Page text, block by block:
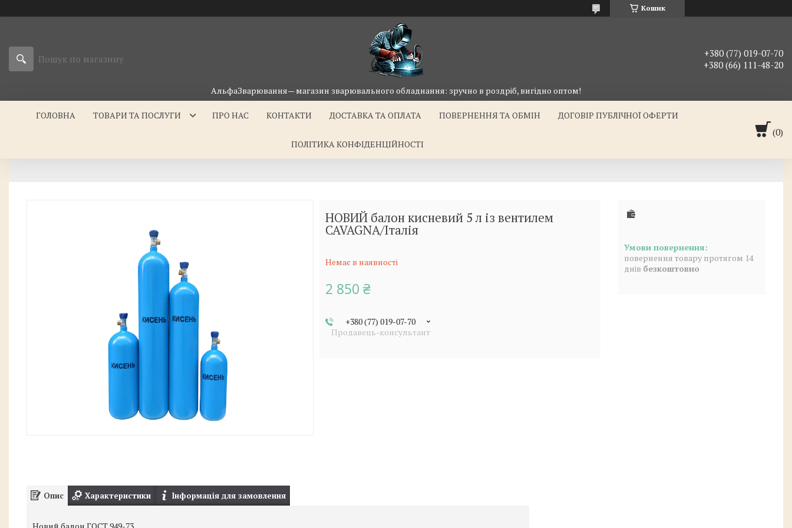
Кошик
АльфаЗварювання— магазин зварювального обладнання: зручно в роздріб, вигідно оптом!
+380 (77) 019-07-70
+380 (66) 111-48-20
ГОЛОВНА ТОВАРИ ТА ПОСЛУГИ ПРО НАС КОНТАКТИ ДОСТАВКА ТА ОПЛАТА ПОВЕРНЕННЯ ТА ОБМІН ДОГОВІР ПУБЛІЧНОЇ ОФЕРТИ
ПОЛІТИКА КОНФІДЕНЦІЙНОСТІ
НОВИЙ балон кисневий 5 л із вентилем
CAVAGNA/Італія
Немає в наявності
2 850 ₴
+380 (77) 019-07-70
Продавець-консультант
повернення товару протягом 14
днів безкоштовно
Опис Характеристики Інформація для замовлення